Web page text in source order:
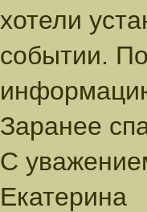
хотели
событии.
Заранее
С
Екатерина